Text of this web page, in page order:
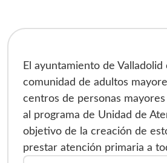
El ayuntamiento de Valladolid
comunidad de adultos
centros de personas
al programa de Unidad de
objetivo de la creación de
prestar atención primaria a